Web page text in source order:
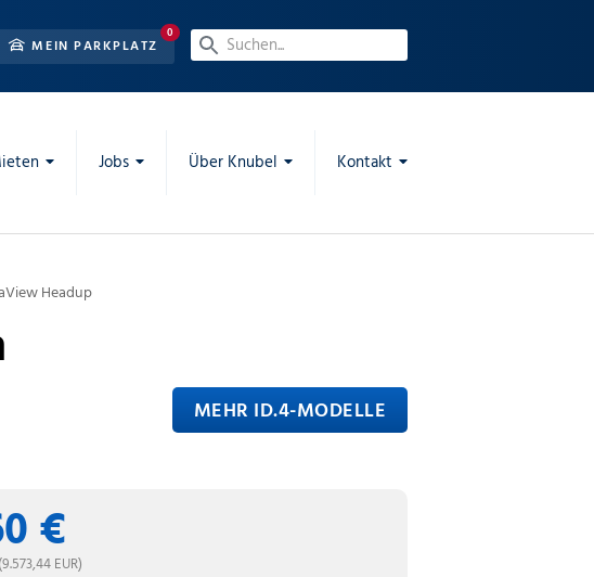
MEIN PARKPLATZ
0
Jobs Über Knubel Kontakt
Headup
MEHR ID.4-MODELLE
€
EUR)